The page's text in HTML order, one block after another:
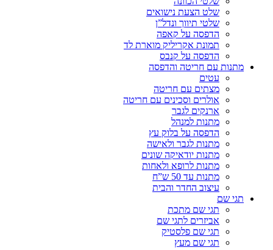
שלט הצעת נישואים
שלטי תיווך ונדל”ן
הדפסה על קאפה
תמונת אקריליק מוארת לד
הדפסה על קנבס
מתנות עם חריטה והדפסה
עטים
מצתים עם חריטה
אולרים וסכינים עם חריטה
ארנקים לגבר
מתנות למנהל
הדפסה על בלוק עץ
מתנות לגבר ולאישה
מתנות יודאיקה שונים
מתנות לרופא ולאחות
מתנות עד 50 ש”ח
עיצוב החדר והבית
תגי שם
תגי שם מתכת
אביזרים לתגי שם
תגי שם פלסטיק
תגי שם מעץ